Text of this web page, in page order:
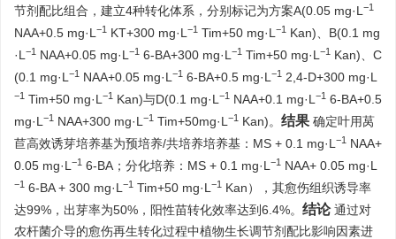
节剂配比组合，建立4种转化体系，分别标记为方案A(0.05 mg·L −1
NAA+0.5 mg·L −1 KT+300 mg·L −1 Tim+50 mg·L −1 Kan)、B(0.1 mg
·L −1 NAA+0.05 mg·L −1 6-BA+300 mg·L −1 Tim+50 mg·L −1 Kan)、C
(0.1 mg·L −1 NAA+0.05 mg·L −1 6-BA+0.5 mg·L −1 2,4-D+300 mg·L
−1 Tim+50 mg·L −1 Kan)与D(0.1 mg·L −1 NAA+0.1 mg·L −1 6-BA+0.5
mg·L −1 NAA+300 mg·L −1 Tim+50mg·L −1 Kan)。 结果 确定叶用莴
苣高效诱芽培养基为预培养/共培养培养基：MS + 0.1 mg·L −1 NAA+
0.05 mg·L −1 6-BA；分化培养：MS + 0.1 mg·L −1 NAA+ 0.05 mg·L
−1 6-BA + 300 mg·L −1 Tim+50 mg·L −1 Kan），其愈伤组织诱导率
达99%，出芽率为50%，阳性苗转化效率达到6.4%。 结论 通过对
农杆菌介导的愈伤再生转化过程中植物生长调节剂配比影响因素进